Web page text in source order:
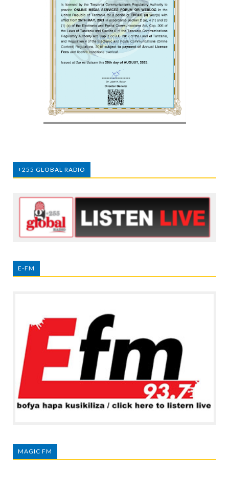
+255 GLOBAL RADIO
E-FM
MAGIC FM